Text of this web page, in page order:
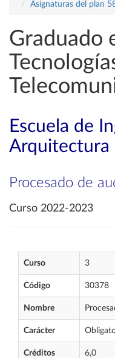
Asignaturas del plan
Graduado
Escuela de
Arquitectura
Procesado de
Curso 2022-2023
Curso 3
Código 30378
Nombre
Carácter
Créditos 6,0